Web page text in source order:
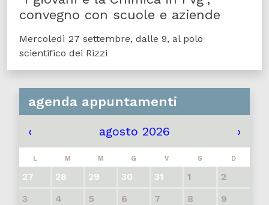
convegno con scuole e aziende
Mercoledì 27 settembre, dalle 9, al polo
scientifico dei Rizzi
agenda appuntamenti
‹ agosto 2026 ›
L M M G V S D
27 28 29 30 31 1
2
3
4 5 6 7 8
9